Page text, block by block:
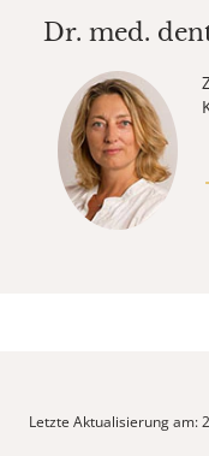
Dr. med.
Letzte Aktualisierung am: